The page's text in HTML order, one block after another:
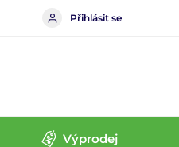
Přihlásit se
Výprodej